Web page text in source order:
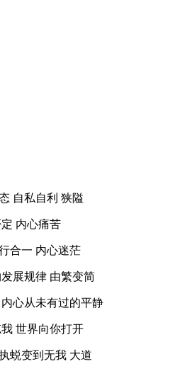
自私自利 狭隘
内心痛苦
合一 内心迷茫
展规律 由繁变简
心从未有过的平静
世界向你打开
蜕变到无我 大道